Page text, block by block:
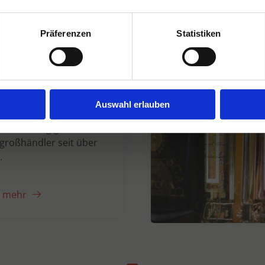
Präferenzen Statistiken
Auswahl erlauben
Dranken seit
seit über
mehr